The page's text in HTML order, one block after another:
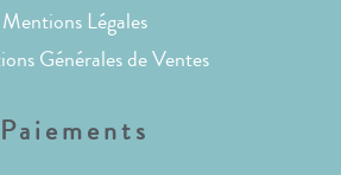
Mentions Légales
Générales de Ventes
Paiements